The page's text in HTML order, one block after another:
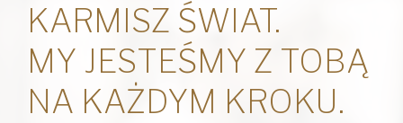
KARMISZ ŚWIAT.
MY JESTEŚMY Z TOBĄ
NA KAŻDYM KROKU.